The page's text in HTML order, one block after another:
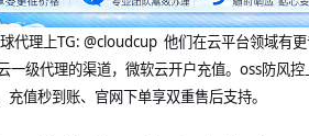
代理上TG: @cloudcup 他们在云平台领域有
一级代理的渠道，微软云开户充值。oss防风
值秒到账、官网下单享双重售后支持。